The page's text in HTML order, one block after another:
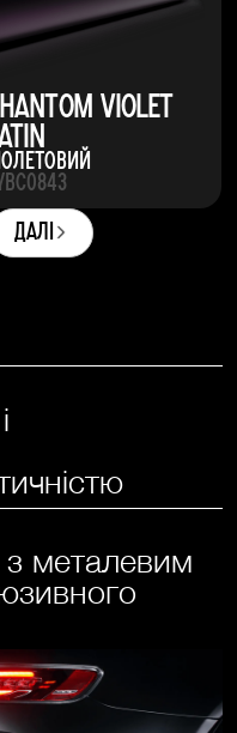
Violet
далі
з металевим